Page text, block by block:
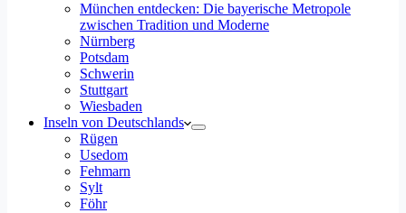
München entdecken: Die bayerische Metropole
zwischen Tradition und Moderne
Nürnberg
Potsdam
Schwerin
Stuttgart
Wiesbaden
Inseln von Deutschlands
Rügen
Usedom
Fehmarn
Sylt
Föhr